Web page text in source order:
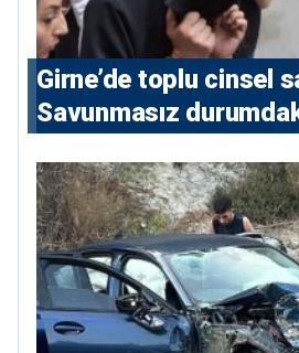
Girne’de toplu cinsel
Savunmasız